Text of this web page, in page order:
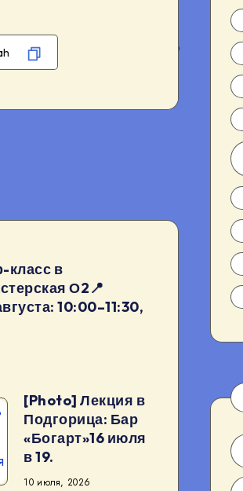
класс в
О2📍
10:00–11:30,
[Photo] Лекция в
Подгорица: Бар
«Богарт»16 июля
в 19.
10 июля, 2026